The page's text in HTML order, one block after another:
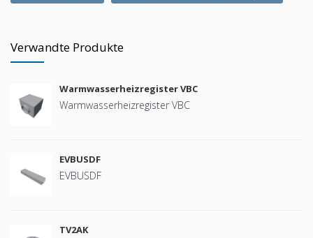
Verwandte Produkte
Warmwasserheizregister VBC
Warmwasserheizregister VBC
EVBUSDF
EVBUSDF
TV2AK